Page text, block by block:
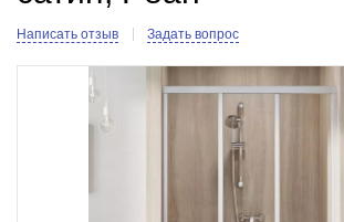
Написать отзыв Задать вопрос